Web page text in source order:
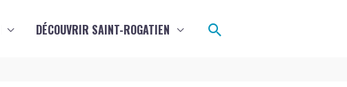
DÉCOUVRIR SAINT-ROGATIEN Rechercher